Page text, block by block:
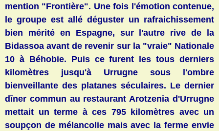
mention "Frontière". Une fois l'émotion contenue,
le groupe est allé déguster un rafraichissement
bien mérité en Espagne, sur l'autre rive de la
Bidassoa avant de revenir sur la "vraie" Nationale
10 à Béhobie. Puis ce furent les tous derniers
kilomètres jusqu'à Urrugne sous l'ombre
bienveillante des platanes séculaires. Le dernier
dîner commun au restaurant Arotzenia d'Urrugne
mettait un terme à ces 795 kilomètres avec un
soupçon de mélancolie mais avec la ferme envie